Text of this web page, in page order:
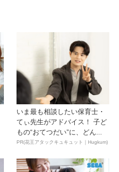
いま最も相談したい保育士・
てぃ先生がアドバイス！ 子ど
もの“おてつだい”に、どん...
PR(花王アタックキュキュット｜Hugkum)